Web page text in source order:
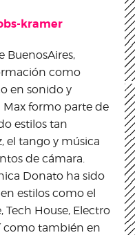
kramer
BuenosAires,
como
en sonido y
formo parte de
estilos tan
el tango y música
de cámara.
Donato ha sido
estilos como el
Tech House, Electro
como también en